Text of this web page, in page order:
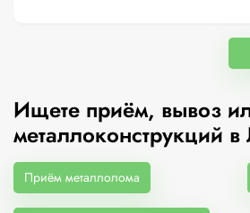
Ищете приём, вывоз
металлоконструкций
Приём металлолома